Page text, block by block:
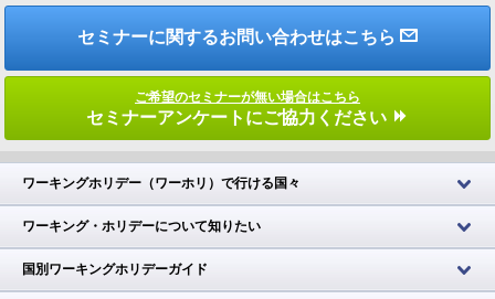
セミナーに関するお問い合わせはこちら
ご希望のセミナーが無い場合はこちら
セミナーアンケートにご協力ください
ワーキングホリデー（ワーホリ）で行ける国々
ワーキング・ホリデーについて知りたい
国別ワーキングホリデーガイド